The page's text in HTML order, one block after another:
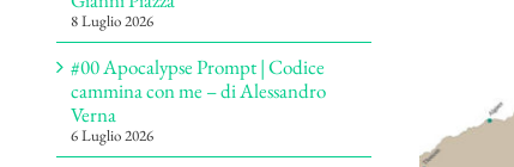
8 Luglio 2026
#00 Apocalypse Prompt | Codice
cammina con me – di Alessandro
Verna
6 Luglio 2026